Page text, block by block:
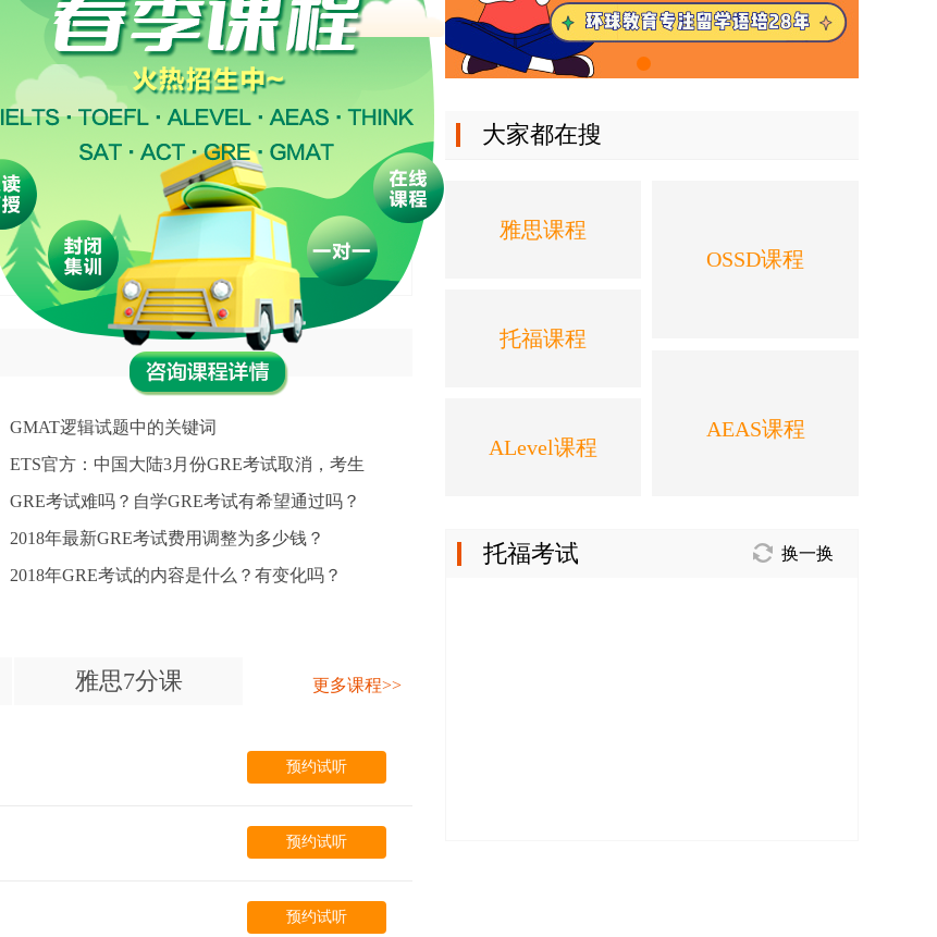
必不可少的。
达到。
，有疑问可以咨询网站客服了解!
分享到：
GMAT逻辑试题中的关键词
ETS官方：中国大陆3月份GRE考试取消，考生
！
GRE考试难吗？自学GRE考试有希望通过吗？
2018年最新GRE考试费用调整为多少钱？
2018年GRE考试的内容是什么？有变化吗？
雅思7分课
预约试听
预约试听
预约试听
更多课程>>
大家都在搜
雅思课程
托福课程
ALevel课程
OSSD课程
AEAS课程
托福考试 换一换